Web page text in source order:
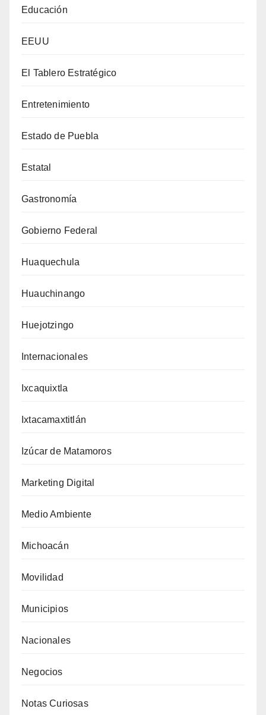
Educación
EEUU
El Tablero Estratégico
Entretenimiento
Estado de Puebla
Estatal
Gastronomía
Gobierno Federal
Huaquechula
Huauchinango
Huejotzingo
Internacionales
Ixcaquixtla
Ixtacamaxtitlán
Izúcar de Matamoros
Marketing Digital
Medio Ambiente
Michoacán
Movilidad
Municipios
Nacionales
Negocios
Notas Curiosas